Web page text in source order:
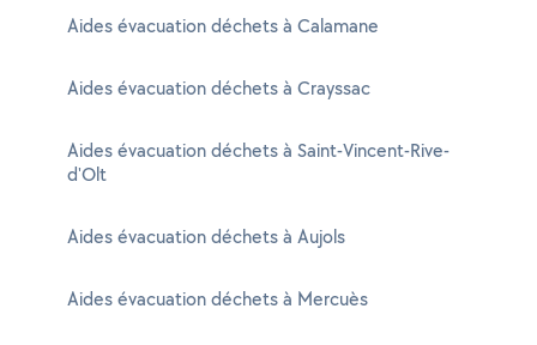
Aides évacuation déchets à Calamane
Aides évacuation déchets à Crayssac
Aides évacuation déchets à Saint-Vincent-Rive-
d'Olt
Aides évacuation déchets à Aujols
Aides évacuation déchets à Mercuès